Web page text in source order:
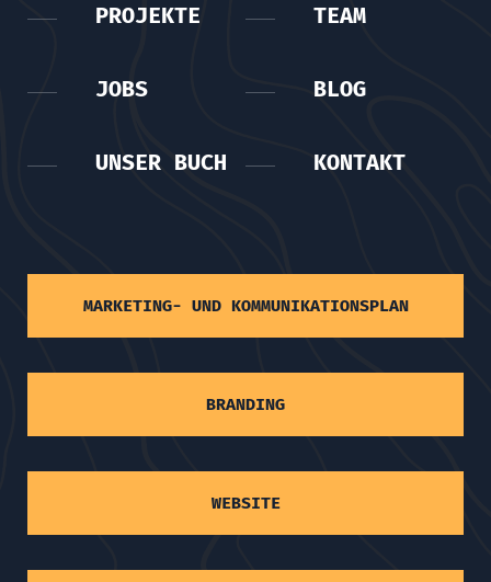
PROJEKTE TEAM
JOBS BLOG
UNSER BUCH KONTAKT
MARKETING- UND KOMMUNIKATIONSPLAN
BRANDING
WEBSITE